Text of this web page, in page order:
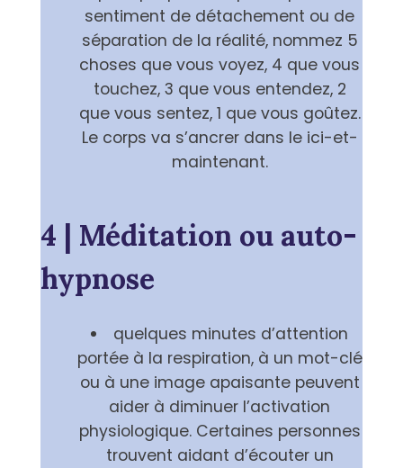
sentiment de détachement ou de
séparation de la réalité, nommez 5
choses que vous voyez, 4 que vous
touchez, 3 que vous entendez, 2
que vous sentez, 1 que vous goûtez.
Le corps va s’ancrer dans le ici-et-
maintenant.
4 | Méditation ou auto-
hypnose
quelques minutes d’attention
portée à la respiration, à un mot-clé
ou à une image apaisante peuvent
aider à diminuer l’activation
physiologique. Certaines personnes
trouvent aidant d’écouter un